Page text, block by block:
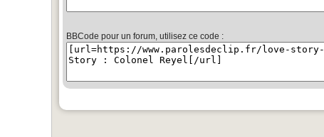
BBCode pour un forum, utilisez ce code :